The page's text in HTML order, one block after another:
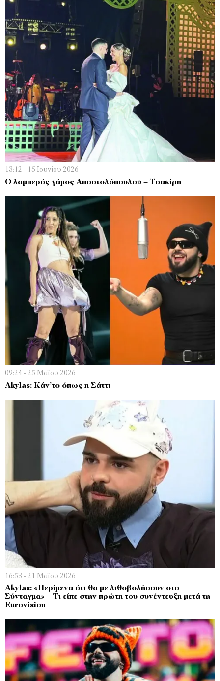
13:12 - 15 Ιουνίου 2026
Ο λαμπερός γάμος Αποστολόπουλου – Τσακίρη
09:24 - 25 Μαΐου 2026
Akylas: Κάν’το όπως η Σάττι
16:53 - 21 Μαΐου 2026
Akylas: «Περίμενα ότι θα με λιθοβολήσουν στο
Σύνταγμα» – Tι είπε στην πρώτη του συνέντευξη μετά τη
Eurovision